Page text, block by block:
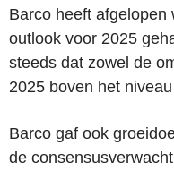
Barco heeft afgelopen
outlook voor 2025
steeds dat zowel de
2025 boven het
Barco gaf ook
de